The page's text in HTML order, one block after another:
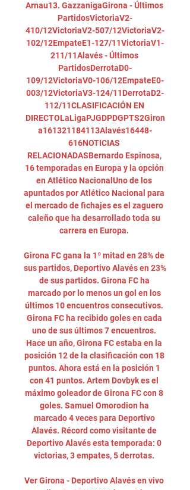
Arnau13. GazzanigaGirona - Últimos
PartidosVictoriaV2-
410/12VictoriaV2-507/12VictoriaV2-
102/12EmpateE1-127/11VictoriaV1-
211/11Alavés - Últimos
PartidosDerrotaD0-
109/12VictoriaV0-106/12EmpateE0-
003/12VictoriaV3-124/11DerrotaD2-
112/11CLASIFICACIÓN EN
DIRECTOLaLigaPJGDPDGPTS2Giron
a161321184113Alavés16448-
616NOTICIAS
RELACIONADASBernardo Espinosa,
16 temporadas en Europa y la opción
en Atlético NacionalUno de los
apuntados por Atlético Nacional para
el mercado de fichajes es el zaguero
caleño que ha desarrollado toda su
carrera en Europa.
Girona FC gana la 1º mitad en 28% de
sus partidos, Deportivo Alavés en 23%
de sus partidos. Girona FC ha
marcado por lo menos un gol en los
últimos 10 encuentros consecutivos.
Girona FC ha recibido goles en cada
uno de sus últimos 7 encuentros.
Hace un año, Girona FC estaba en la
posición 12 de la clasificación con 18
puntos. Ahora está en la posición 1
con 41 puntos. Artem Dovbyk es el
máximo goleador de Girona FC con 8
goles. Samuel Omorodion ha
marcado 4 veces para Deportivo
Alavés. Récord como visitante de
Deportivo Alavés esta temporada: 0
victorias, 3 empates, 5 derrotas.
Ver Girona - Deportivo Alavés en vivo